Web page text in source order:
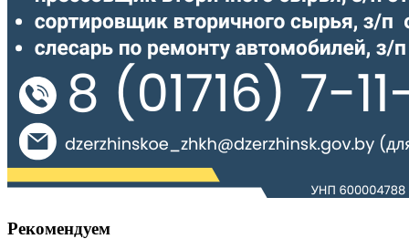
Рекомендуем